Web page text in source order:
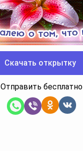
Скачать открытку
Отправить бесплатно